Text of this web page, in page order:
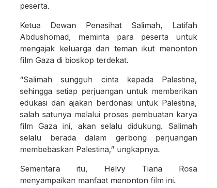
peserta.
Ketua Dewan Penasihat Salimah, Latifah
Abdushomad, meminta para peserta untuk
mengajak keluarga dan teman ikut menonton
film Gaza di bioskop terdekat.
“Salimah sungguh cinta kepada Palestina,
sehingga setiap perjuangan untuk memberikan
edukasi dan ajakan berdonasi untuk Palestina,
salah satunya melalui proses pembuatan karya
film Gaza ini, akan selalu didukung. Salimah
selalu berada dalam gerbong perjuangan
membebaskan Palestina,” ungkapnya.
Sementara itu, Helvy Tiana Rosa
menyampaikan manfaat menonton film ini.